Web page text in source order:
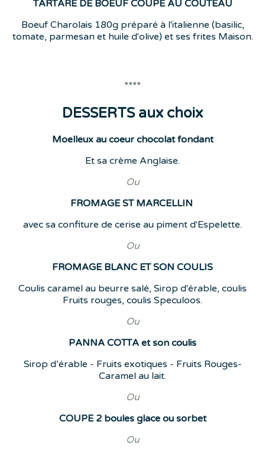
TARTARE DE BOEUF COUPE AU COUTEAU
Boeuf Charolais 180g préparé à l'italienne (basilic,
tomate, parmesan et huile d'olive) et ses frites Maison.
****
DESSERTS aux choix
Moelleux au coeur chocolat fondant
Et sa crème Anglaise.
Ou
FROMAGE ST MARCELLIN
avec sa confiture de cerise au piment d'Espelette.
Ou
FROMAGE BLANC ET SON COULIS
Coulis caramel au beurre salé, Sirop d'érable, coulis
Fruits rouges, coulis Speculoos.
Ou
PANNA COTTA et son coulis
Sirop d’érable - Fruits exotiques - Fruits Rouges-
Caramel au lait.
Ou
COUPE 2 boules glace ou sorbet
Ou